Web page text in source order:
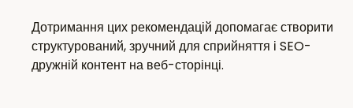
Дотримання цих рекомендацій допомагає створити
структурований, зручний для сприйняття і SEO-
дружній контент на веб-сторінці.